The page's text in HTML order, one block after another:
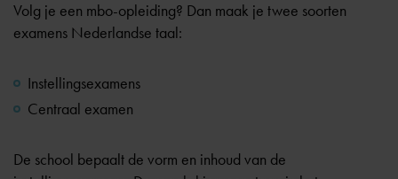
Volg je een mbo-opleiding? Dan maak je twee soorten
examens Nederlandse taal:
Instellingsexamens
Centraal examen
De school bepaalt de vorm en inhoud van de